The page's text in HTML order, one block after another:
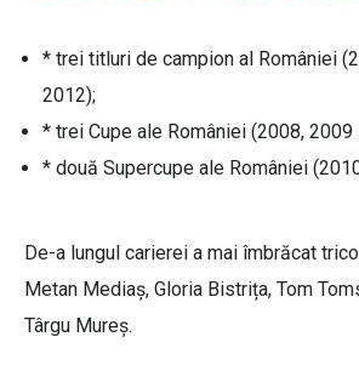
* trei titluri de campion al României
2012);
* trei Cupe ale României (2008, 2009
* două Supercupe ale României
De-a lungul carierei a mai îmbrăcat
Metan Mediaș, Gloria Bistrița, Tom
Târgu Mureș.